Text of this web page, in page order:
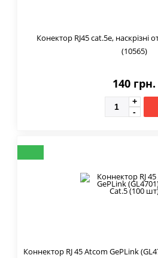
Конектор RJ45 cat.5e, наскрізні
(10565)
140 грн.
Коннектор RJ 45 Atcom GePLink